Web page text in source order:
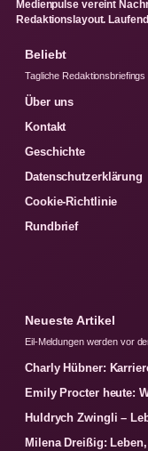
Medienpulse vereint
Redaktionslayout.
Beliebt
Tagliche
Über uns
Kontakt
Geschichte
Datenschutzerklärung
Cookie-Richtlinie
Rundbrief
Neueste Artikel
Eil-Meldungen werden vor
Charly Hübner:
Emily Procter heute:
Huldrych Zwingli –
Milena Dreißig: